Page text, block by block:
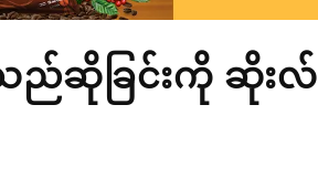
ည်ဆိုခြင်းကို ဆိုးလ်